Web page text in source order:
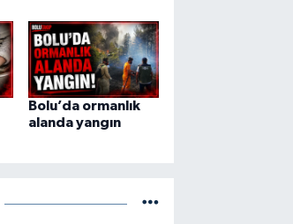
Bolu’da ormanlık
alanda yangın